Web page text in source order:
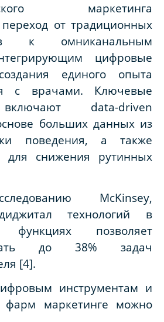
маркетинга
от традиционных
к омниканальным
цифровые
единого опыта
с врачами. Ключевые
data-driven
больших данных из
поведения, а также
для снижения рутинных
McKinsey,
технологий в
функциях позволяет
до 38% задач
[4].
инструментам и
фарм маркетинге можно